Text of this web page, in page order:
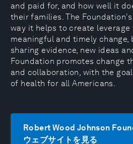
and paid for, and how well it
their families. The
way it helps to create leverage
meaningful and timely change,
sharing evidence, new ideas
Foundation promotes change
and collaboration, with the
of health for all Americans.
Robert Wood Johnson
ウェブサイトを見る